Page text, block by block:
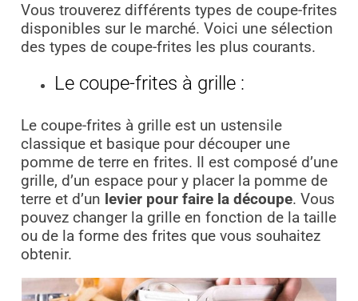
Vous trouverez différents types de coupe-frites
disponibles sur le marché. Voici une sélection
des types de coupe-frites les plus courants.
Le coupe-frites à grille :
Le coupe-frites à grille est un ustensile
classique et basique pour découper une
pomme de terre en frites. Il est composé d’une
grille, d’un espace pour y placer la pomme de
terre et d’un levier pour faire la découpe. Vous
pouvez changer la grille en fonction de la taille
ou de la forme des frites que vous souhaitez
obtenir.